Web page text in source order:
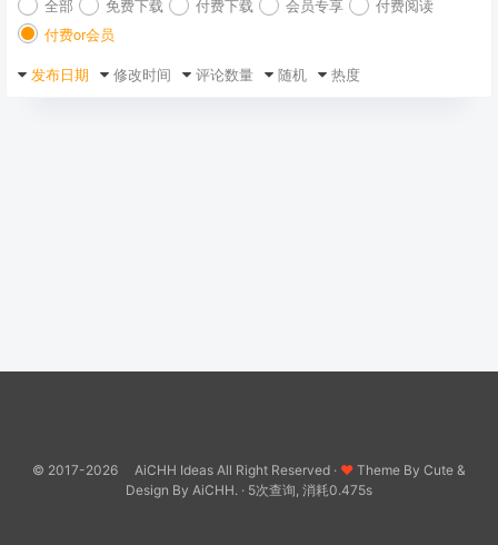
全部 免费下载 付费下载 会员专享
付费阅读
付费or会员
发布日期
修改时间 评论数量 随机 热度
© 2017-2026 AiCHH Ideas All Right Reserved · ♥ Theme By Cute &
Design By AiCHH. · 5次查询, 消耗0.475s